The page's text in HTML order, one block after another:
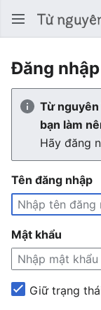
Đăng nhập
Từ
bạn làm
Hãy đăng
Tên đăng nhập
Mật khẩu
Giữ trạng